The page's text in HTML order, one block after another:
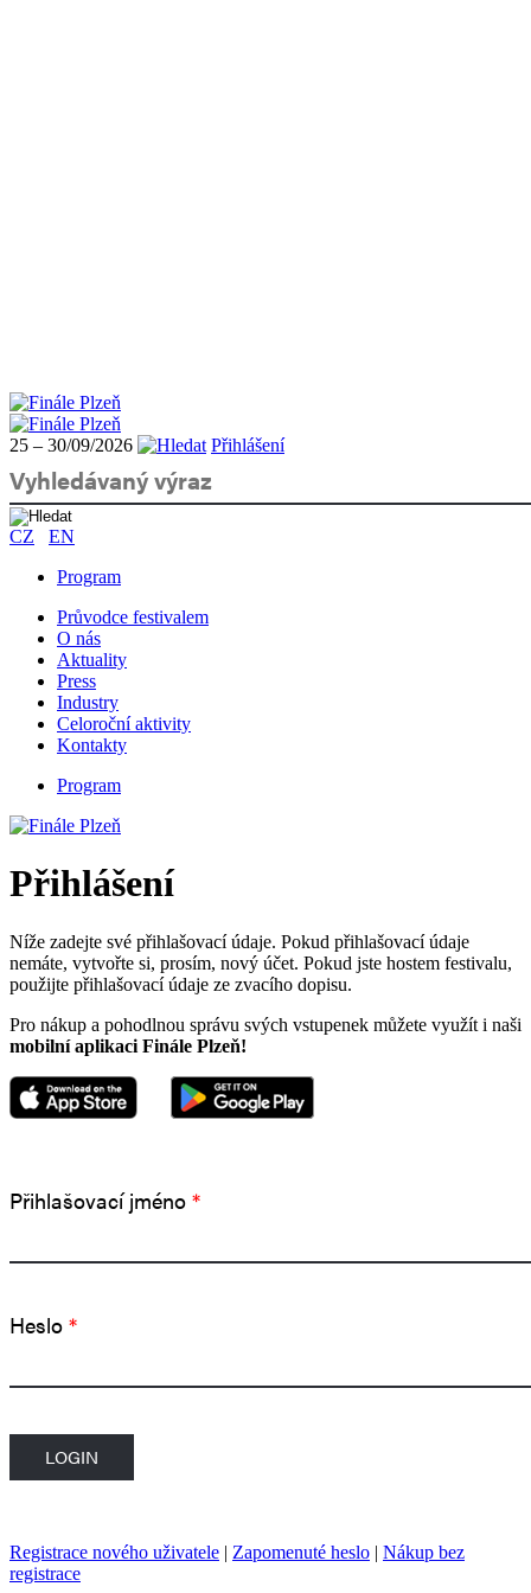
25 – 30/09/2026 Přihlášení
CZ
EN
Program
Průvodce festivalem
O nás
Aktuality
Press
Industry
Celoroční aktivity
Kontakty
Program
Přihlášení
Níže zadejte své přihlašovací údaje. Pokud přihlašovací údaje
nemáte, vytvořte si, prosím, nový účet. Pokud jste hostem festivalu,
použijte přihlašovací údaje ze zvacího dopisu.
Pro nákup a pohodlnou správu svých vstupenek můžete využít i naši
mobilní aplikaci Finále Plzeň!
Přihlašovací jméno *
Heslo *
Registrace nového uživatele | Zapomenuté heslo | Nákup bez
registrace